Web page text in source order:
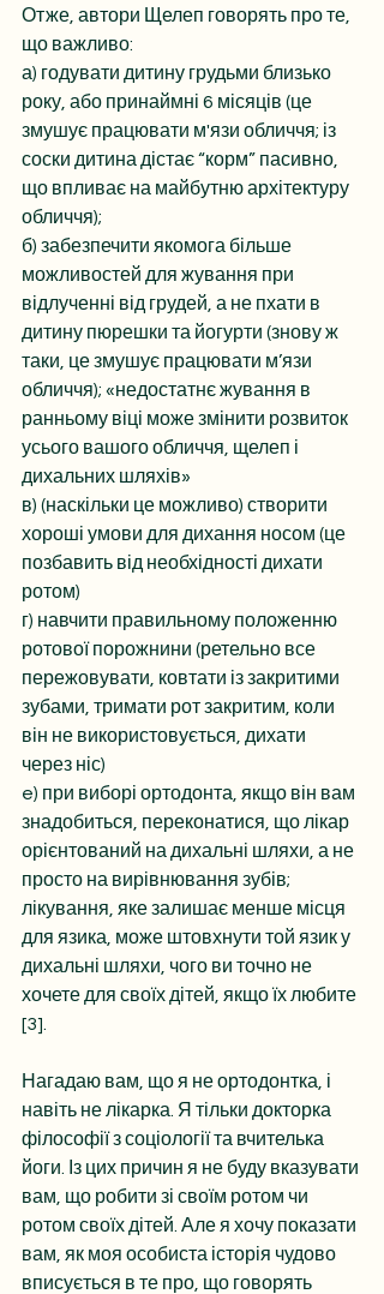
Отже, автори Щелеп говорять про те,
що важливо:
а) годувати дитину грудьми близько
року, або принаймні 6 місяців (це
змушує працювати м'язи обличчя; із
соски дитина дістає “корм” пасивно,
що впливає на майбутню архітектуру
обличчя);
б) забезпечити якомога більше
можливостей для жування при
відлученні від грудей, а не пхати в
дитину пюрешки та йогурти (знову ж
таки, це змушує працювати м’язи
обличчя); «недостатнє жування в
ранньому віці може змінити розвиток
усього вашого обличчя, щелеп і
дихальних шляхів»
в) (наскільки це можливо) створити
хороші умови для дихання носом (це
позбавить від необхідності дихати
ротом)
г) навчити правильному положенню
ротової порожнини (ретельно все
пережовувати, ковтати із закритими
зубами, тримати рот закритим, коли
він не використовується, дихати
через ніс)
e) при виборі ортодонта, якщо він вам
знадобиться, переконатися, що лікар
орієнтований на дихальні шляхи, а не
просто на вирівнювання зубів;
лікування, яке залишає менше місця
для язика, може штовхнути той язик у
дихальні шляхи, чого ви точно не
хочете для своїх дітей, якщо їх любите
[3].
Нагадаю вам, що я не ортодонтка, і
навіть не лікарка. Я тільки докторка
філософії з соціології та вчителька
йоги. Із цих причин я не буду вказувати
вам, що робити зі своїм ротом чи
ротом своїх дітей. Але я хочу показати
вам, як моя особиста історія чудово
вписується в те про, що говорять